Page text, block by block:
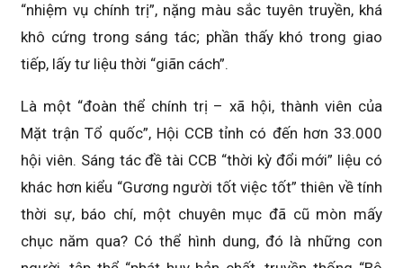
“nhiệm vụ chính trị”, nặng màu sắc tuyên truyền, khá
khô cứng trong sáng tác; phần thấy khó trong giao
tiếp, lấy tư liệu thời “giãn cách”.
Là một “đoàn thể chính trị – xã hội, thành viên của
Mặt trận Tổ quốc”, Hội CCB tỉnh có đến hơn 33.000
hội viên. Sáng tác đề tài CCB “thời kỳ đổi mới” liệu có
khác hơn kiểu “Gương người tốt việc tốt” thiên về tính
thời sự, báo chí, một chuyên mục đã cũ mòn mấy
chục năm qua? Có thể hình dung, đó là những con